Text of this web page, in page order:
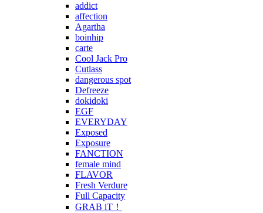
addict
affection
Agartha
boinhip
carte
Cool Jack Pro
Cutlass
dangerous spot
Defreeze
dokidoki
EGF
EVERYDAY
Exposed
Exposure
FANCTION
female mind
FLAVOR
Fresh Verdure
Full Capacity
GRAB iT！